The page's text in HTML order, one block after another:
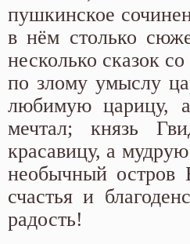
пушкинское
в нём столько
несколько сказок
по злому умыслу
любимую царицу,
мечтал; князь
красавицу, а
необычный остров
счастья и
радость!